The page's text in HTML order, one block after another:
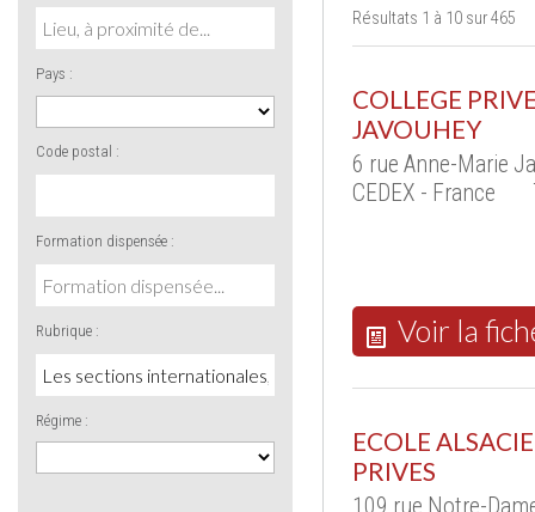
Pays :
Code postal :
Formation dispensée :
Rubrique :
Régime :
Résultats 1 à 10 sur 465
COLLEGE
JAVOUHEY
6 rue Anne-Marie
CEDEX - France
Voir la
ECOLE
PRIVES